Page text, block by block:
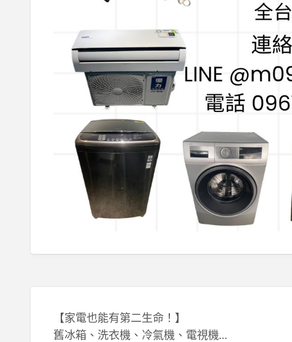
【家電也能有第二生命！】
舊冰箱、洗衣機、冷氣機、電視機…